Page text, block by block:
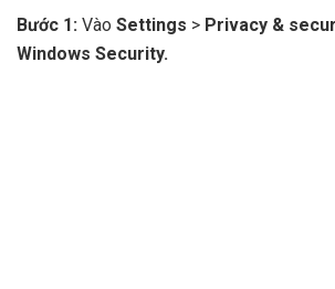
Bước 1: Vào Settings > Privacy &
Windows Security.